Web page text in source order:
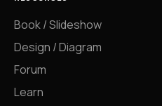
Book / Slideshow
Design / Diagram
Forum
Learn